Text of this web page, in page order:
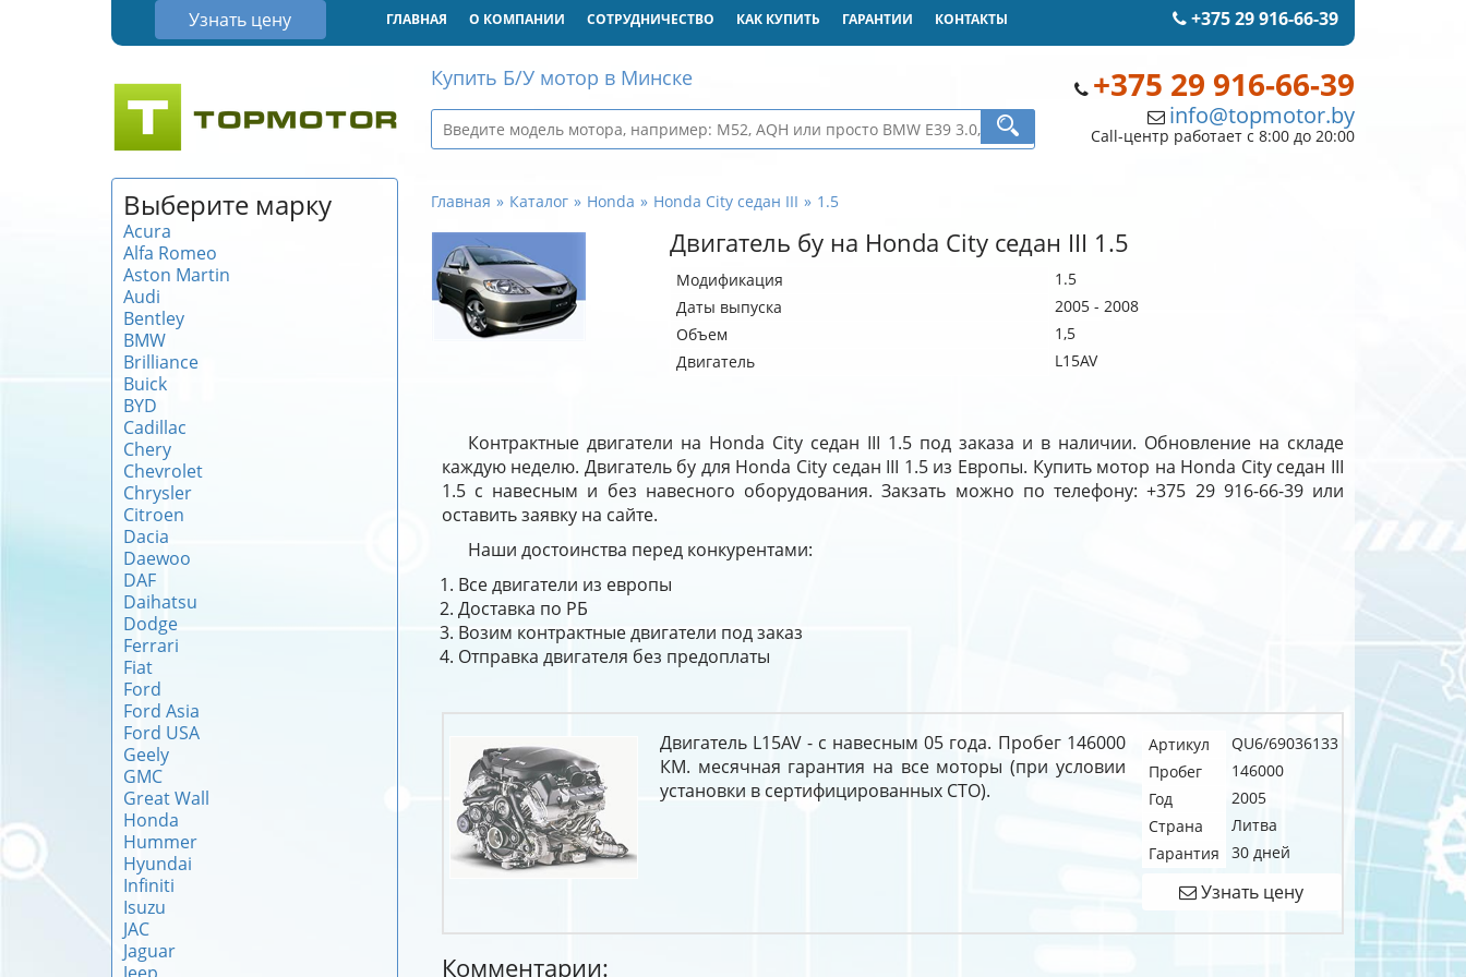
Узнать цену +375 29 916-66-39
ГЛАВНАЯ О КОМПАНИИ СОТРУДНИЧЕСТВО КАК КУПИТЬ ГАРАНТИИ КОНТАКТЫ
+375 29 916-66-39
info@topmotor.by
Call-центр работает с 8:00 до 20:00
Купить Б/У мотор в Минске
Выберите марку
Acura
Alfa Romeo
Aston Martin
Audi
Bentley
BMW
Brilliance
Buick
BYD
Cadillac
Chery
Chevrolet
Chrysler
Citroen
Dacia
Daewoo
DAF
Daihatsu
Dodge
Ferrari
Fiat
Ford
Ford Asia
Ford USA
Geely
GMC
Great Wall
Honda
Hummer
Hyundai
Infiniti
Isuzu
JAC
Jaguar
Главная Каталог Honda Honda City седан III 1.5
Двигатель бу на Honda City седан III 1.5
Модификация
1.5
Даты выпуска
2005 - 2008
Объем
1,5
Двигатель
L15AV
Контрактные двигатели на Honda City седан III 1.5 под заказа и в наличии. Обновление на складе
каждую неделю. Двигатель бу для Honda City седан III 1.5 из Европы. Купить мотор на Honda City седан III
1.5 с навесным и без навесного оборудования. Закзать можно по телефону: +375 29 916-66-39 или
оставить заявку на сайте.
Наши достоинства перед конкурентами:
Все двигатели из европы
Доставка по РБ
Возим контрактные двигатели под заказ
Отправка двигателя без предоплаты
Двигатель L15AV - с навесным 05 года. Пробег 146000
КМ. месячная гарантия на все моторы (при условии
установки в сертифицированных СТО).
Артикул
QU6/69036133
Пробег
146000
Год
2005
Страна
Литва
Гарантия
30 дней
Узнать цену
Комментарии: